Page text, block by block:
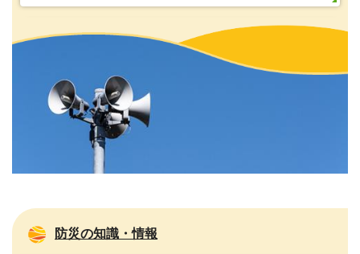
防災の知識・情報